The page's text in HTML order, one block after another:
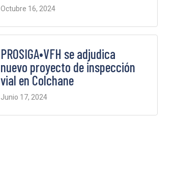
Octubre 16, 2024
PROSIGA•VFH se adjudica
nuevo proyecto de inspección
vial en Colchane
Junio 17, 2024